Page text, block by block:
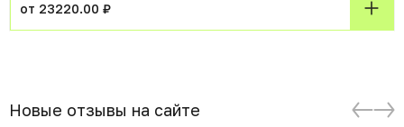
от 23220.00 ₽
Новые отзывы на сайте